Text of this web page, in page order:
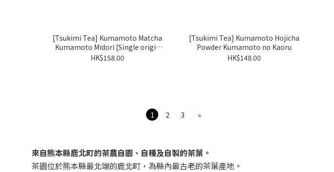
[Tsukimi Tea] Kumamoto Matcha
Kumamoto Midori [Single origin
matcha: Okumidori]
HK$158.00
[Tsukimi Tea] Kumamoto Hojicha
Powder Kumamoto no Kaoru
HK$148.00
1 2 3 »
來自熊本縣鹿北町的茶農自園、自種及自製的茶葉。
茶園位於熊本縣最北端的鹿北町，為縣內最古老的茶葉產地。